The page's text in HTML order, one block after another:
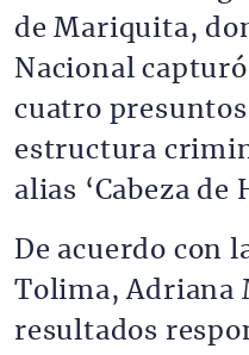
de Mariquita,
Nacional
cuatro
estructura
alias ‘Cabeza de
De acuerdo con
Tolima, Adriana
resultados